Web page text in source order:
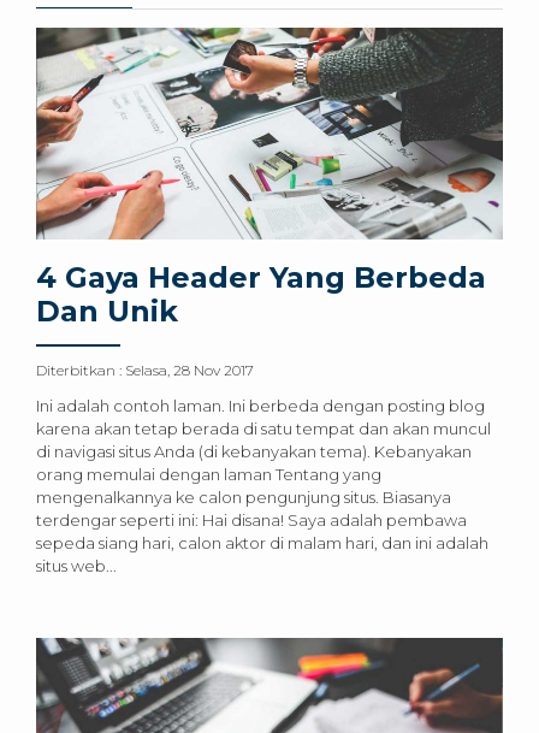
4 Gaya Header Yang Berbeda
Dan Unik
Diterbitkan : Selasa, 28 Nov 2017
Ini adalah contoh laman. Ini berbeda dengan posting blog
karena akan tetap berada di satu tempat dan akan muncul
di navigasi situs Anda (di kebanyakan tema). Kebanyakan
orang memulai dengan laman Tentang yang
mengenalkannya ke calon pengunjung situs. Biasanya
terdengar seperti ini: Hai disana! Saya adalah pembawa
sepeda siang hari, calon aktor di malam hari, dan ini adalah
situs web...